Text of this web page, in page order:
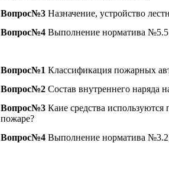
Вопрос№3 Назначение, устройство
Вопрос№4 Выполнение норматива №5.5
Вопрос№1 Классификация пожарных
Вопрос№2 Состав внутреннего наряда
Вопрос№3 Каие средства
пожаре?
Вопрос№4 Выполнение норматива №3.2